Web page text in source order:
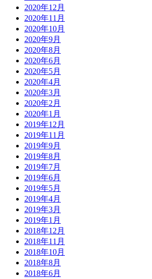
2020年12月
2020年11月
2020年10月
2020年9月
2020年8月
2020年6月
2020年5月
2020年4月
2020年3月
2020年2月
2020年1月
2019年12月
2019年11月
2019年9月
2019年8月
2019年7月
2019年6月
2019年5月
2019年4月
2019年3月
2019年1月
2018年12月
2018年11月
2018年10月
2018年8月
2018年6月